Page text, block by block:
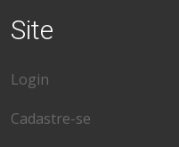
Site
Login
Cadastre-se